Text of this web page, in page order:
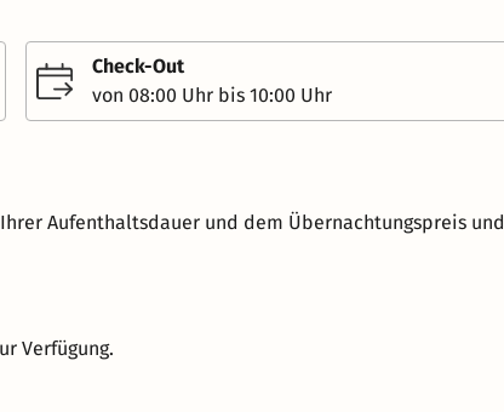
Check-Out
von 08:00 Uhr bis 10:00 Uhr
Aufenthaltsdauer und dem Übernachtungspreis und
Verfügung.